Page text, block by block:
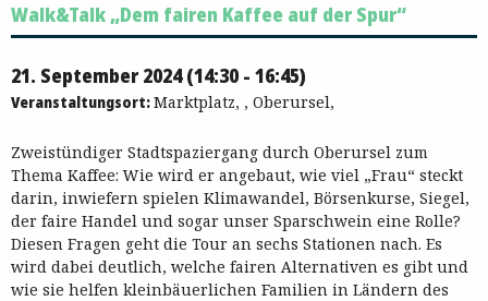
Inhalt
springen
Walk&Talk „Dem fairen Kaffee auf der Spur“
21. September 2024 (14:30 - 16:45)
Veranstaltungsort:Marktplatz, , Oberursel,
Zweistündiger Stadtspaziergang durch Oberursel zum
Thema Kaffee: Wie wird er angebaut, wie viel „Frau“ steckt
darin, inwiefern spielen Klimawandel, Börsenkurse, Siegel,
der faire Handel und sogar unser Sparschwein eine Rolle?
Diesen Fragen geht die Tour an sechs Stationen nach. Es
wird dabei deutlich, welche fairen Alternativen es gibt und
wie sie helfen kleinbäuerlichen Familien in Ländern des